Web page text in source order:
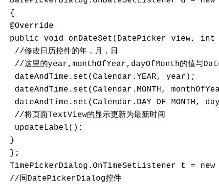
{
@Override
public void onDateSet(DatePicker view,
  //修改日历控件的年，月，日
//这里的year,monthOfYear,dayOfMonth的值与
  dateAndTime.set(Calendar.YEAR, year);
dateAndTime.set(Calendar.MONTH,
dateAndTime.set(Calendar.DAY_OF_MONTH,
  //将页面TextView的显示更新为最新时间
  updateLabel();
}
};
TimePickerDialog.OnTimeSetListener t =
//同DatePickerDialog控件